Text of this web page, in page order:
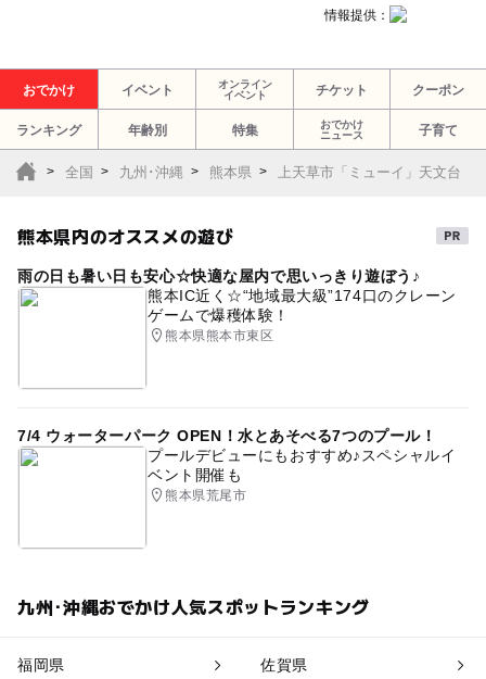
情報提供：
おでかけ イベント
オンライン
イベント
チケット クーポン
ランキング 年齢別 特集
おでかけ
ニュース
子育て
全国 九州･沖縄 熊本県 上天草市「ミューイ」天文台
熊本県内のオススメの遊び
雨の日も暑い日も安心☆快適な屋内で思いっきり遊ぼう♪
熊本IC近く☆“地域最大級”174口のクレーン
ゲームで爆穫体験！
熊本県熊本市東区
7/4 ウォーターパーク OPEN！水とあそべる7つのプール！
プールデビューにもおすすめ♪スペシャルイ
ベント開催も
熊本県荒尾市
九州･沖縄おでかけ人気スポットランキング
福岡県 佐賀県